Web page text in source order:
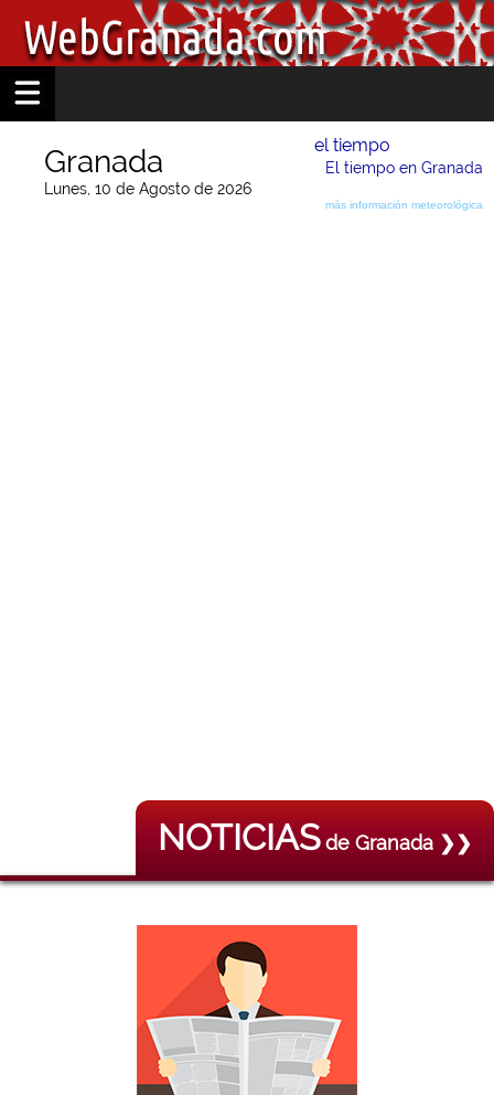
Granada
Lunes, 10 de Agosto de 2026
el tiempo
El tiempo en Granada
más información meteorológica
NOTICIASde Granada ❯❯